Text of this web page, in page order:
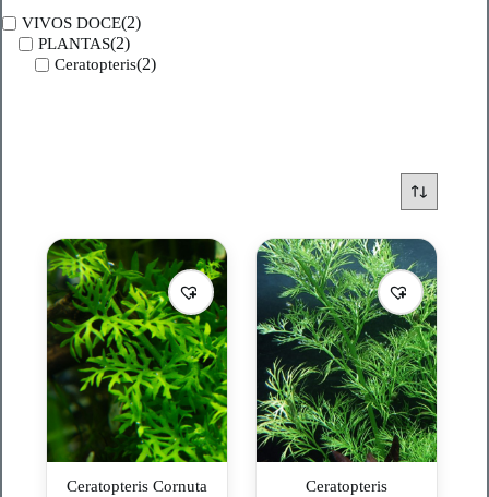
Ceratopteris Cornuta
Ceratopteris
VIVOS DOCE(2)
PLANTAS(2)
Ceratopteris(2)